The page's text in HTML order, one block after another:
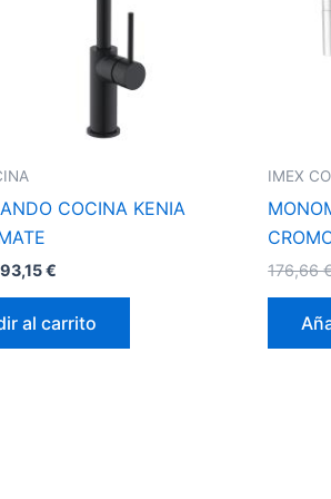
COCINA KENIA
93,15€
al carrito
IMEX
176,66